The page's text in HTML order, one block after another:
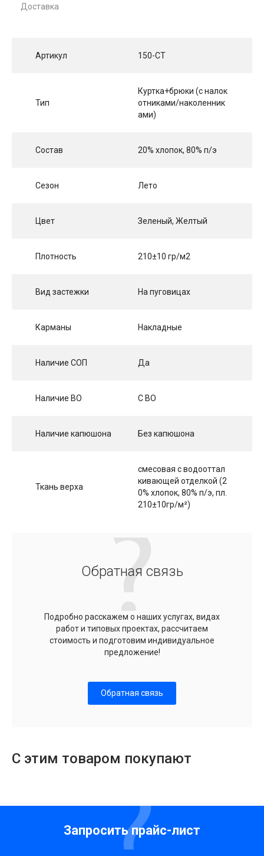
Доставка
Артикул 150-СТ
Тип
Куртка+брюки (с налок
отниками/наколенник
ами)
Состав 20% хлопок, 80% п/э
Сезон Лето
Цвет Зеленый, Желтый
Плотность 210±10 гр/м2
Вид застежки На пуговицах
Карманы Накладные
Наличие СОП Да
Наличие ВО С ВО
Наличие капюшона Без капюшона
Ткань верха
смесовая с водооттал
кивающей отделкой (2
0% хлопок, 80% п/э, пл.
210±10гр/м²)
Обратная связь
Подробно расскажем о наших услугах, видах
работ и типовых проектах, рассчитаем
стоимость и подготовим индивидуальное
предложение!
Обратная связь
С этим товаром покупают
Запросить прайс-лист